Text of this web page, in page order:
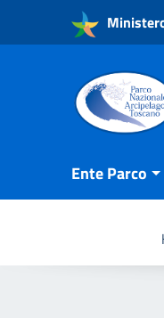
Vai ai contenuti
Vai al menu di
Ente Parco